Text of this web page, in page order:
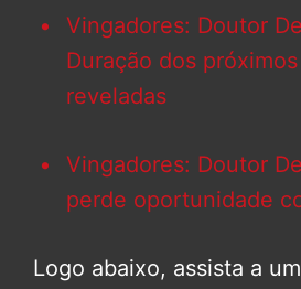
Vingadores: Doutor
Duração dos
reveladas
Vingadores: Doutor
perde oportunidade
Logo abaixo, assista a